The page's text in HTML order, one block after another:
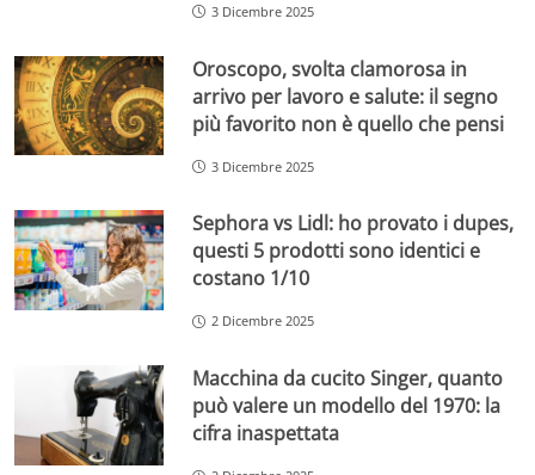
3 Dicembre 2025
Oroscopo, svolta clamorosa in
arrivo per lavoro e salute: il segno
più favorito non è quello che pensi
3 Dicembre 2025
Sephora vs Lidl: ho provato i dupes,
questi 5 prodotti sono identici e
costano 1/10
2 Dicembre 2025
Macchina da cucito Singer, quanto
può valere un modello del 1970: la
cifra inaspettata